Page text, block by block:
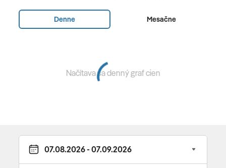
m2, pre 1-6 osôb, na 1.poschodí, wellness taška (župan,
uterák, papučky), privátna sauna, jedna spálňa s
rozkladacími pohovkami, opticky oddelený jednoducho
zariadený kuchynský kút, kávovar, kúpeľňa, sušič vlasov,
bez stravy • raňajky • polpenzia
Denne Mesačne
Načítava sa denný graf cien